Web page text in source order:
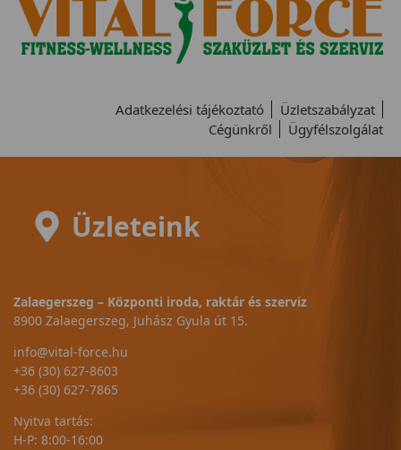
Adatkezelési tájékoztató
Üzletszabályzat
Cégünkről
Ügyfélszolgálat
Üzleteink
Zalaegerszeg – Központi iroda, raktár és szerviz
8900 Zalaegerszeg, Juhász Gyula út 15.
info@vital-force.hu
+36 (30) 627-8603
+36 (30) 627-7865
Nyitva tartás:
H-P: 8:00-16:00